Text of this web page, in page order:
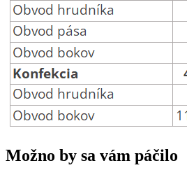
Možno by sa vám páčilo